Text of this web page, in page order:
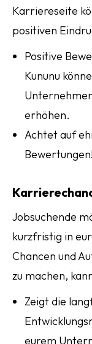
Karriereseite
positiven
Positive
Kununu
erhöhen.
Achtet auf
Bewertungen!
Jobsuchende
kurzfristig in
Chancen und
zu machen,
Zeigt die
eurem